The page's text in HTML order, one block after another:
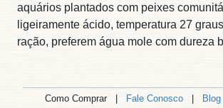
aquários plantados com peixes
ligeiramente ácido, temperatura 27
ração, preferem água mole com dureza
Como Comprar | Fale Conosco | Blog